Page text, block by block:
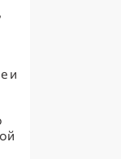
и